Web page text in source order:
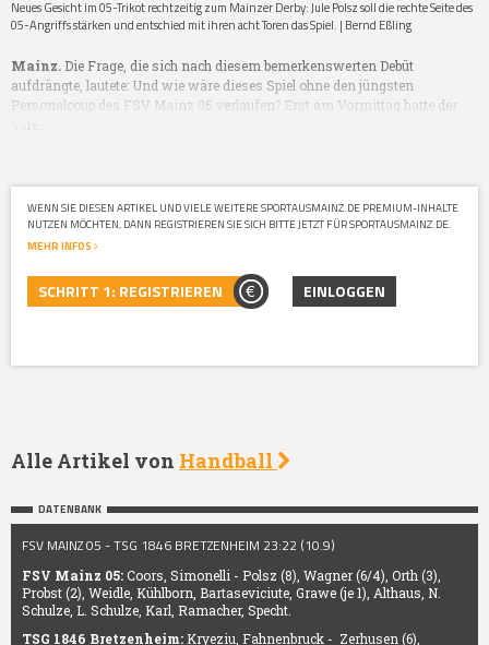
Neues Gesicht im 05-Trikot rechtzeitig zum Mainzer Derby: Jule Polsz soll die rechte Seite des
05-Angriffs stärken und entschied mit ihren acht Toren das Spiel. | Bernd Eßling
Mainz. Die Frage, die sich nach diesem bemerkenswerten Debüt
aufdrängte, lautete: Und wie wäre dieses Spiel ohne den jüngsten
Personalcoup des FSV Mainz 05 verlaufen? Erst am Vormittag hatte der
WENN SIE DIESEN ARTIKEL UND VIELE WEITERE SPORTAUSMAINZ.DE PREMIUM-INHALTE
NUTZEN MÖCHTEN, DANN REGISTRIEREN SIE SICH BITTE JETZT FÜR SPORTAUSMAINZ.DE.
MEHR INFOS
SCHRITT 1: REGISTRIEREN EINLOGGEN
Alle Artikel von Handball
DATENBANK
FSV MAINZ 05 - TSG 1846 BRETZENHEIM 23:22 (10.9)
FSV Mainz 05:Coors, Simonelli - Polsz (8), Wagner (6/4), Orth (3),
Probst (2), Weidle, Kühlborn, Bartaseviciute, Grawe (je 1), Althaus, N.
Schulze, L. Schulze, Karl, Ramacher, Specht.
TSG 1846 Bretzenheim: Kryeziu, Fahnenbruck - Zerhusen (6),